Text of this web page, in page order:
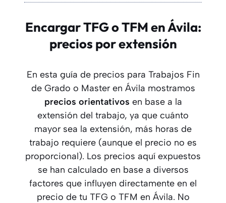
Encargar TFG o TFM en Ávila:
precios por extensión
En esta guía de precios para Trabajos Fin
de Grado o Master en Ávila mostramos
precios orientativos en base a la
extensión del trabajo, ya que cuánto
mayor sea la extensión, más horas de
trabajo requiere (aunque el precio no es
proporcional). Los precios aquí expuestos
se han calculado en base a diversos
factores que influyen directamente en el
precio de tu TFG o TFM en Ávila. No